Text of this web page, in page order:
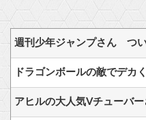
週刊少年ジャンプさん つ
ドラゴンボールの敵でデカ